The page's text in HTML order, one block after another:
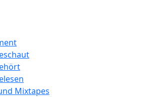
Mixtapes